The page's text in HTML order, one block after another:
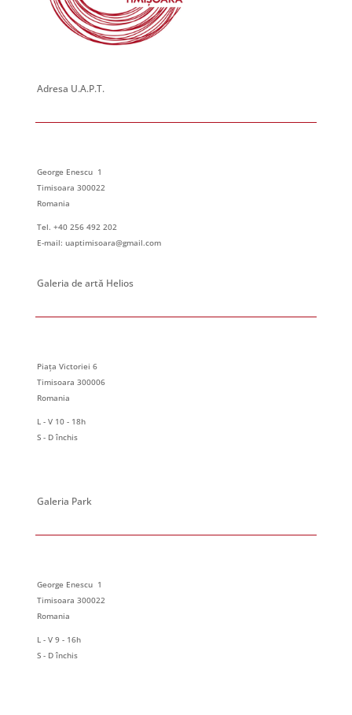
Adresa U.A.P.T.
George Enescu 1
Timisoara 300022
Romania
Tel. +40 256 492 202
E-mail: uaptimisoara@gmail.com
Galeria de artă Helios
Piața Victoriei 6
Timisoara 300006
Romania
L - V 10 - 18h
S - D închis
Galeria Park
George Enescu 1
Timisoara 300022
Romania
L - V 9 - 16h
S - D închis